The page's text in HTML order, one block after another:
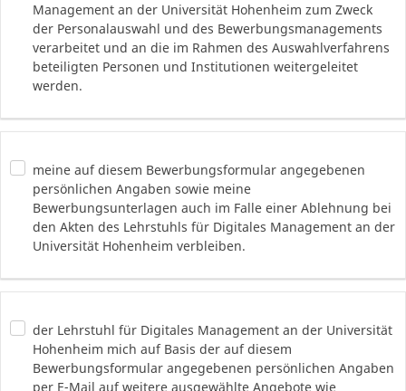
Management an der Universität Hohenheim zum Zweck
der Personalauswahl und des Bewerbungsmanagements
verarbeitet und an die im Rahmen des Auswahlverfahrens
beteiligten Personen und Institutionen weitergeleitet
werden.
meine auf diesem Bewerbungsformular angegebenen
persönlichen Angaben sowie meine
Bewerbungsunterlagen auch im Falle einer Ablehnung bei
den Akten des Lehrstuhls für Digitales Management an der
Universität Hohenheim verbleiben.
der Lehrstuhl für Digitales Management an der Universität
Hohenheim mich auf Basis der auf diesem
Bewerbungsformular angegebenen persönlichen Angaben
per E-Mail auf weitere ausgewählte Angebote wie